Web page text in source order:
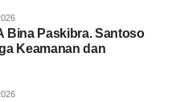
Bina Paskibra. Santoso
Keamanan dan